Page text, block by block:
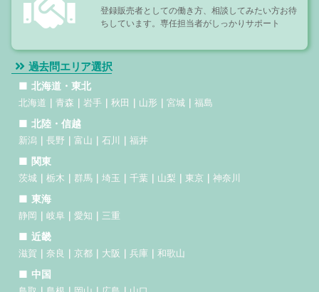
登録販売者としての働き方、相談してみたい方お待
ちしています。専任担当者がしっかりサポート
過去問エリア選択
北海道・東北
北海道 青森 岩手 秋田 山形 宮城 福島
北陸・信越
新潟 長野 富山 石川 福井
関東
茨城 栃木 群馬 埼玉 千葉 山梨 東京 神奈川
東海
静岡 岐阜 愛知 三重
近畿
滋賀 奈良 京都 大阪 兵庫 和歌山
中国